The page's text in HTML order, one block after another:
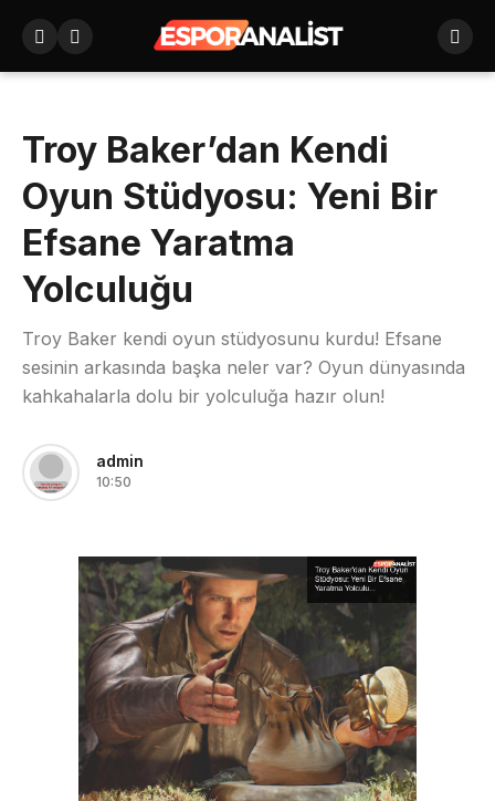
Troy Baker’dan Kendi
Oyun Stüdyosu: Yeni Bir
Efsane Yaratma
Yolculuğu
Troy Baker kendi oyun stüdyosunu kurdu! Efsane
sesinin arkasında başka neler var? Oyun dünyasında
kahkahalarla dolu bir yolculuğa hazır olun!
admin
10:50